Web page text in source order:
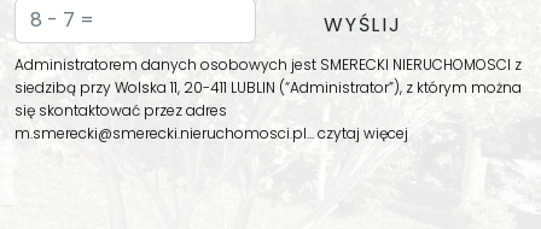
Administratorem danych osobowych jest SMERECKI NIERUCHOMOSCI z
siedzibą przy Wolska 11, 20-411 LUBLIN (“Administrator”), z którym można
się skontaktować przez adres
m.smerecki@smerecki.nieruchomosci.pl…czytaj więcej